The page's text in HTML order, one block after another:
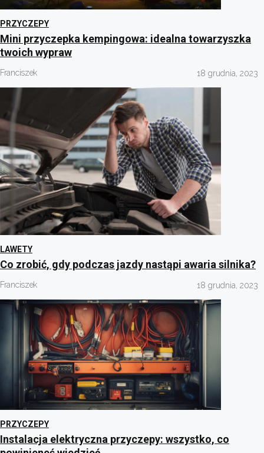
PRZYCZEPY
Mini przyczepka kempingowa: idealna towarzyszka
twoich wypraw
Franciszek 18 grudnia, 2023
LAWETY
Co zrobić, gdy podczas jazdy nastąpi awaria silnika?
Franciszek 18 grudnia, 2023
PRZYCZEPY
Instalacja elektryczna przyczepy: wszystko, co